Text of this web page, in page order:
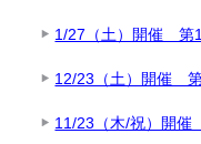
1/27（土）開催 第
12/23（土）開催
11/23（木/祝）開